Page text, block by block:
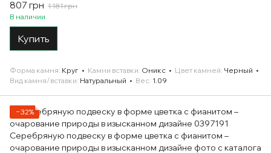
807 грн 1 181 грн
В наличии
Купить
Форма камня Круг Камни вставки Оникс Цвет камней Черный
Вид камня/вставки Натуральный Вес 1.09
−32%